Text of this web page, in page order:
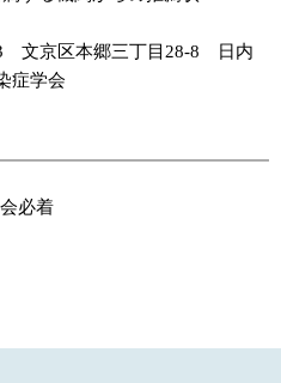
文京区本郷三丁目28-8 日内
症学会
必着